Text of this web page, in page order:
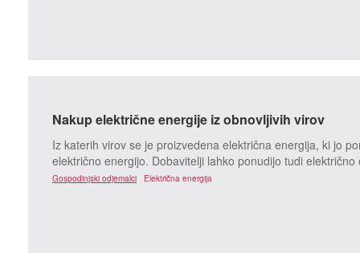
Nakup električne energije iz obnovljivih virov
Iz katerih virov se je proizvedena električna energija, ki jo
električno energijo. Dobavitelji lahko ponudijo tudi
Gospodinjski odjemalci Električna energija